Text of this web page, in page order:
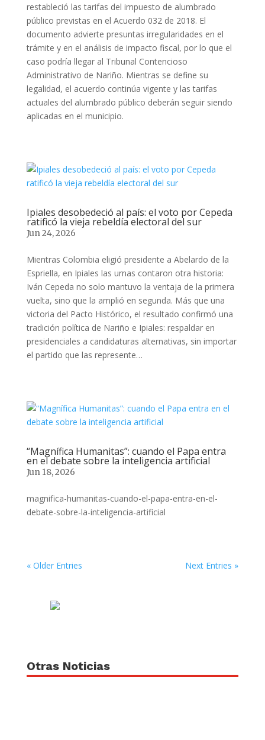
restableció las tarifas del impuesto de alumbrado
público previstas en el Acuerdo 032 de 2018. El
documento advierte presuntas irregularidades en el
trámite y en el análisis de impacto fiscal, por lo que el
caso podría llegar al Tribunal Contencioso
Administrativo de Nariño. Mientras se define su
legalidad, el acuerdo continúa vigente y las tarifas
actuales del alumbrado público deberán seguir siendo
aplicadas en el municipio.
Ipiales desobedeció al país: el voto por Cepeda
ratificó la vieja rebeldía electoral del sur
Jun 24, 2026
Mientras Colombia eligió presidente a Abelardo de la
Espriella, en Ipiales las urnas contaron otra historia:
Iván Cepeda no solo mantuvo la ventaja de la primera
vuelta, sino que la amplió en segunda. Más que una
victoria del Pacto Histórico, el resultado confirmó una
tradición política de Nariño e Ipiales: respaldar en
presidenciales a candidaturas alternativas, sin importar
el partido que las represente…
“Magnífica Humanitas”: cuando el Papa entra
en el debate sobre la inteligencia artificial
Jun 18, 2026
magnifica-humanitas-cuando-el-papa-entra-en-el-
debate-sobre-la-inteligencia-artificial
« Older Entries Next Entries »
Otras Noticias